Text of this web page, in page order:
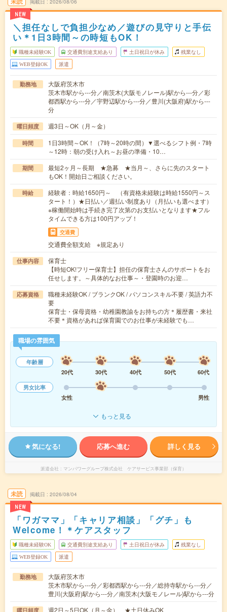
NEW
掲載日 2026/08/06
＼担任なしで負担少なめ／遊びの見守りと手伝
い＊1日3時間～の時短もOK！
職種未経験OK 交通費別途支給あり 土日祝日が休み 残業なし
WEB登録OK 派遣
勤務地
大阪府茨木市
茨木市駅から---分／南茨木(大阪モノレール)駅から---分／彩
都西駅から---分／宇野辺駅から---分／豊川(大阪府)駅から---
分
曜日頻度 週3日～OK（月～金）
時間
1日3時間～OK！（7時～20時の間）▼選べるシフト例・7時
～12時：朝の受け入れ～お昼の準備・10…
期間
最短2ヶ月～長期 ★急募 ★当月～、さらに先のスタート
もOK！開始日ご相談ください。
時給
経験者：時給1650円～ （有資格未経験は時給1550円～ス
タート！）★日払い／週払い制度あり（月払いも選べます）
※稼働開始時は手続き完了次第のお支払いとなります★フル
タイムできる方は100円アップ！
交通費
交通費全額支給 ※規定あり
仕事内容
保育士
【時短OK!フリー保育士】担任の保育士さんのサポートをお
任せします。～具体的なお仕事～・登園時のお迎…
応募資格
職種未経験OK / ブランクOK / パソコンスキル不要 / 英語力不
要
保育士・保母資格・幼稚園教諭をお持ちの方＊履歴書・来社
不要＊資格があれば保育園でのお仕事が未経験でも…
職場の雰囲気
年齢層
20代
30代 40代 50代
60代
男女比率
女性
男性
もっと見る
気になる! 応募へ進む 詳しく見る
派遣会社 マンパワーグループ株式会社 ケアサービス事業部（保育）
未読
NEW
掲載日 2026/08/04
「ワガママ」「キャリア相談」「グチ」も
Welcome！＊ケアスタッフ
職種未経験OK 交通費別途支給あり 土日祝日が休み 残業なし
WEB登録OK 派遣
勤務地
大阪府茨木市
茨木市駅から---分／彩都西駅から---分／総持寺駅から---分／
豊川(大阪府)駅から---分／南茨木(大阪モノレール)駅から---分
曜日頻度 週2日～5日OK（月～金） ★土日休みOK